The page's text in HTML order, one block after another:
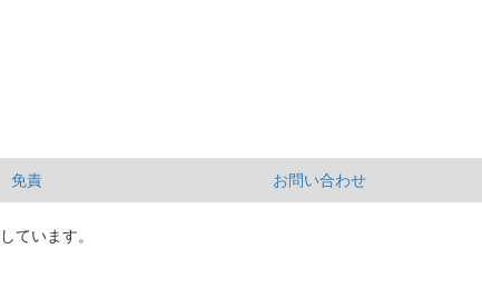
免責 お問い合わせ
ています。